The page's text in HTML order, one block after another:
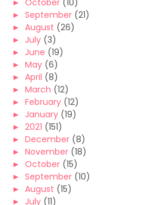
► October (10)
► September (21)
► August (26)
► July (3)
► June (19)
► May (6)
► April (8)
► March (12)
► February (12)
► January (19)
► 2021 (151)
► December (8)
► November (18)
► October (15)
► September (10)
► August (15)
► July (11)